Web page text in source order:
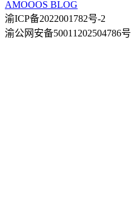
AMOOOS BLOG
渝ICP备2022001782号-2
渝公网安备50011202504786号